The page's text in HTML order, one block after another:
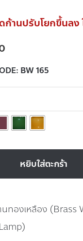
ก้านปรับโยกขึ้นลง
BW 165
หยิบใส่ตะกร้า
นทองเหลือง (Brass